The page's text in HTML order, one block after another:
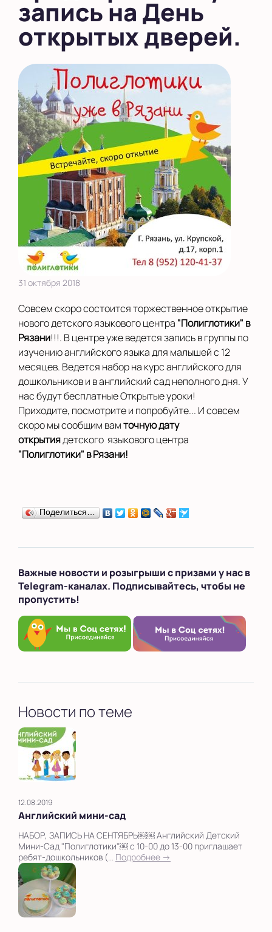
запись на День
открытых дверей.
31 октября 2018
Совсем скоро состоится торжественное открытие
нового детского языкового центра "Полиглотики" в
Рязани!!!. В центре уже ведется запись в группы по
изучению английского языка для малышей с 12
месяцев. Ведется набор на курс английского для
дошкольников и в английский сад неполного дня. У
нас будут бесплатные Открытые уроки!
Приходите, посмотрите и попробуйте... И совсем
скоро мы сообщим вамточную дату
открытиядетского языкового центра
"Полиглотики" в Рязани!
Поделиться…
Важные новости и розыгрыши с призами у нас в
Telegram-каналах. Подписывайтесь, чтобы не
пропустить!
Новости по теме
12.08.2019
Английский мини-сад
НАБОР, ЗАПИСЬ НА СЕНТЯБРЬ￼￼ Английский Детский
Мини-Сад "Полиглотики"￼ с 10-00 до 13-00 приглашает
ребят-дошкольников (... Подробнее →